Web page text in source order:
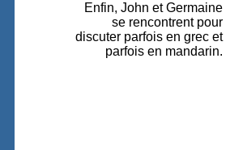
Enfin, John et Germaine
se rencontrent pour
discuter parfois en grec et
parfois en mandarin.